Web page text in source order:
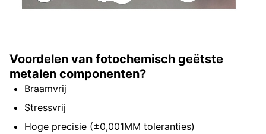
Voordelen van fotochemisch geëtste
metalen componenten?
Braamvrij
Stressvrij
Hoge precisie (±0,001MM toleranties)